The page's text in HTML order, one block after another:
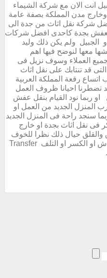
انت الان مع شركة الشيماء
مدن المملكة بصفة عامة
شركة نقل اثاث من جدة الى
بجدة كاحدى افضل شركات
الجبيل ولم يكن ذلك وليد
معها لنوضح فيها اهم
العملاء وسوف نزيل فى
قد تنتابك على نقل اثاث
رقعة المملكة العربية
تضطرنا احيانا ظروف العمل
ربما نود القيام بنقل عفش
الجديد من العمل او
سنجد راحة فى المنزل الجديد
فى نقل اثاث بجدة او خارج
والقلق حيال ذلك نظرا للخوف
على كافة القطع المنزلية من الخدش او الكسر او التلف Transfer